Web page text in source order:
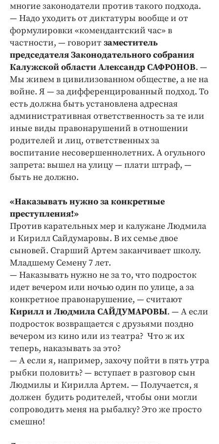
многие законодатели против такого подхода.
— Надо уходить от диктатуры вообще и от
формулировки «комендантский час» в
частности, — говорит заместитель
председателя Законодательного собрания
Калужской области Александр САФРОНОВ. —
Мы живем в цивилизованном обществе, а не на
войне. Я — за дифференцированный подход. То
есть должна быть установлена адресная
административная ответственность за те или
иные виды правонарушений в отношении
родителей и лиц, ответственных за
воспитание несовершеннолетних. А огульного
запрета: вышел на улицу — плати штраф, —
быть не должно.
«Наказывать нужно за конкретные
преступления!»
Против карательных мер и калужане Людмила
и Кирилл Сайдумаровы. В их семье двое
сыновей. Старший Артем заканчивает школу.
Младшему Семену 7 лет.
— Наказывать нужно не за то, что подросток
идет вечером или ночью один по улице, а за
конкретное правонарушение, — считают
Кирилл и Людмила САЙДУМАРОВЫ. — А если
подросток возвращается с друзьями поздно
вечером из кино или из театра? Что ж их
теперь, наказывать за это?
— А если я, например, захочу пойти в пять утра
рыбки половить? — вступает в разговор сын
Людмилы и Кирилла Артем. — Получается, я
должен будить родителей, чтобы они могли
сопроводить меня на рыбалку? Это же просто
смешно!